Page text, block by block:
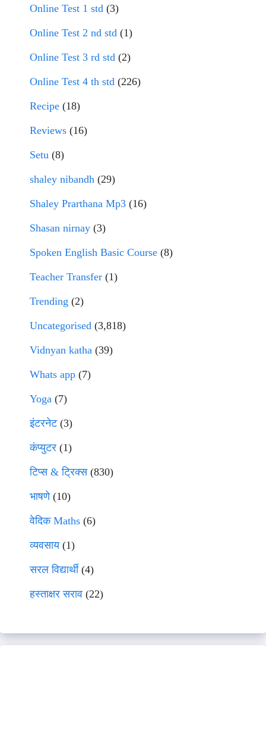
Online Test 1 std (3)
Online Test 2 nd std (1)
Online Test 3 rd std (2)
Online Test 4 th std (226)
Recipe (18)
Reviews (16)
Setu (8)
shaley nibandh (29)
Shaley Prarthana Mp3 (16)
Shasan nirnay (3)
Spoken English Basic Course (8)
Teacher Transfer (1)
Trending (2)
Uncategorised (3,818)
Vidnyan katha (39)
Whats app (7)
Yoga (7)
इंटरनेट(3)
कंप्युटर (1)
टिप्स & ट्रिक्स(830)
भाषणे(10)
वेदिक Maths (6)
व्यवसाय(1)
सरल विद्यार्थी(4)
हस्ताक्षर सराव (22)